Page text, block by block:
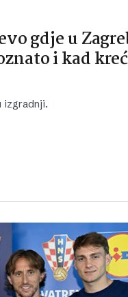
gdje u
i kad
izgradnji.